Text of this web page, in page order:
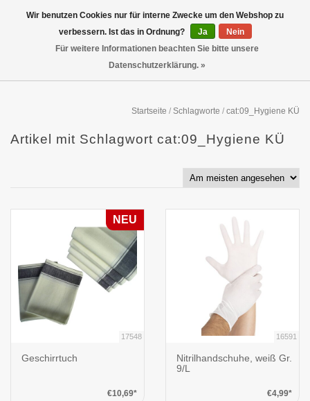
Startseite / Schlagworte / cat:09_Hygiene KÜ
Artikel mit Schlagwort cat:09_Hygiene KÜ
17548
Geschirrtuch
€10,69*
NEU
16591
Nitrilhandschuhe, weiß Gr.
9/L
€4,99*
Wir benutzen Cookies nur für interne Zwecke um den Webshop zu
verbessern. Ist das in Ordnung?
Ja
Nein
Für weitere Informationen beachten Sie bitte unsere
Datenschutzerklärung. »